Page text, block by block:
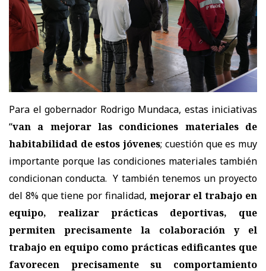
Para el gobernador Rodrigo Mundaca, estas iniciativas
“van a mejorar las condiciones materiales de
habitabilidad de estos jóvenes; cuestión que es muy
importante porque las condiciones materiales también
condicionan conducta. Y también tenemos un proyecto
del 8% que tiene por finalidad, mejorar el trabajo en
equipo, realizar prácticas deportivas, que
permiten precisamente la colaboración y el
trabajo en equipo como prácticas edificantes que
favorecen precisamente su comportamiento